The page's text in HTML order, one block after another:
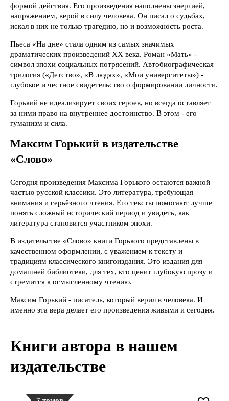
формой действия. Его произведения наполнены энергией,
напряжением, верой в силу человека. Он писал о судьбах,
искал в них не только трагедию, но и возможность роста.
Пьеса «На дне» стала одним из самых значимых
драматических произведений XX века. Роман «Мать» -
символ эпохи социальных потрясений. Автобиографическая
трилогия («Детство», «В людях», «Мои университеты») -
глубокое и честное свидетельство о формировании личности.
Горький не идеализирует своих героев, но всегда оставляет
за ними право на внутреннее достоинство. В этом - его
гуманизм и сила.
Максим Горький в издательстве
«Слово»
Сегодня произведения Максима Горького остаются важной
частью русской классики. Это литература, требующая
внимания и серьёзного чтения. Его тексты помогают лучше
понять сложный исторический период и увидеть, как
литература становится участником эпохи.
В издательстве «Слово» книги Горького представлены в
качественном оформлении, с уважением к тексту и
традициям классического книгоиздания. Это издания для
домашней библиотеки, для тех, кто ценит глубокую прозу и
стремится к осмысленному чтению.
Максим Горький - писатель, который верил в человека. И
именно эта вера делает его произведения живыми и сегодня.
Книги автора в нашем
издательстве